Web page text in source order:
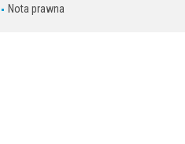
Nota prawna